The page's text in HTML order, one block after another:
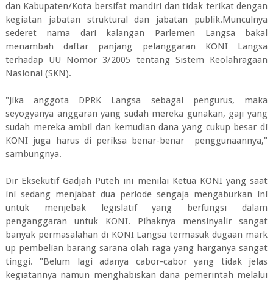
dan Kabupaten/Kota bersifat mandiri dan tidak terikat dengan
kegiatan jabatan struktural dan jabatan publik.Munculnya
sederet nama dari kalangan Parlemen Langsa bakal
menambah daftar panjang pelanggaran KONI Langsa
terhadap UU Nomor 3/2005 tentang Sistem Keolahragaan
Nasional (SKN).
"Jika anggota DPRK Langsa sebagai pengurus, maka
seyogyanya anggaran yang sudah mereka gunakan, gaji yang
sudah mereka ambil dan kemudian dana yang cukup besar di
KONI juga harus di periksa benar-benar penggunaannya,"
sambungnya.
Dir Eksekutif Gadjah Puteh ini menilai Ketua KONI yang saat
ini sedang menjabat dua periode sengaja mengaburkan ini
untuk menjebak legislatif yang berfungsi dalam
penganggaran untuk KONI. Pihaknya mensinyalir sangat
banyak permasalahan di KONI Langsa termasuk dugaan mark
up pembelian barang sarana olah raga yang harganya sangat
tinggi. "Belum lagi adanya cabor-cabor yang tidak jelas
kegiatannya namun menghabiskan dana pemerintah melalui